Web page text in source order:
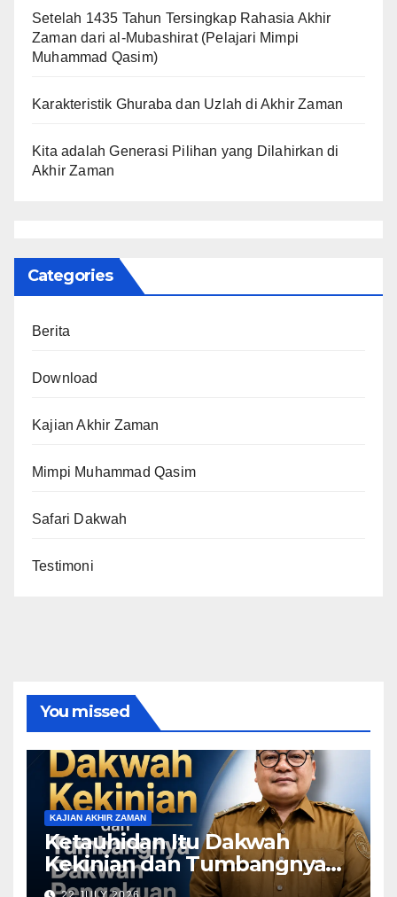
Setelah 1435 Tahun Tersingkap Rahasia Akhir
Zaman dari al-Mubashirat (Pelajari Mimpi
Muhammad Qasim)
Karakteristik Ghuraba dan Uzlah di Akhir Zaman
Kita adalah Generasi Pilihan yang Dilahirkan di
Akhir Zaman
Categories
Berita
Download
Kajian Akhir Zaman
Mimpi Muhammad Qasim
Safari Dakwah
Testimoni
You missed
KAJIAN AKHIR ZAMAN
Ketauhidan Itu Dakwah
Kekinian dan Tumbangnya
Dakwah Pengakuan